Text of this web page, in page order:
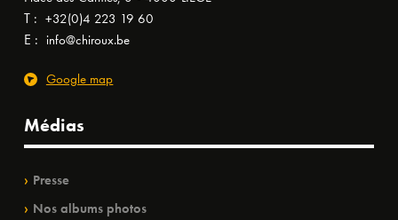
T : +32(0)4 223 19 60
E : info@chiroux.be
Google map
Médias
Presse
Nos albums photos